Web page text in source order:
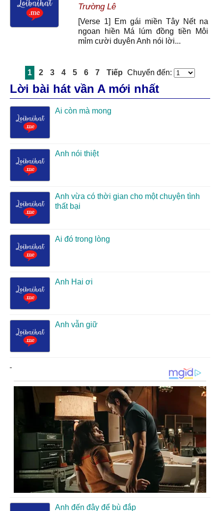
Trường Lê
[Verse 1] Em gái miền Tây Nết na
ngoan hiền Má lúm đồng tiền Môi
mỉm cười duyên Anh nói lời...
1 2 3 4 5 6 7 Tiếp Chuyển đến:
Lời bài hát vần A mới nhất
Ai còn mà mong
Anh nói thiệt
Anh vừa có thời gian cho một chuyện tình
thất bại
Ai đó trong lòng
Anh Hai ơi
Anh vẫn giữ
Anh đến đây để bù đắp